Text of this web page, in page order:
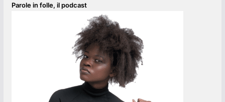
Parole in folle, il podcast